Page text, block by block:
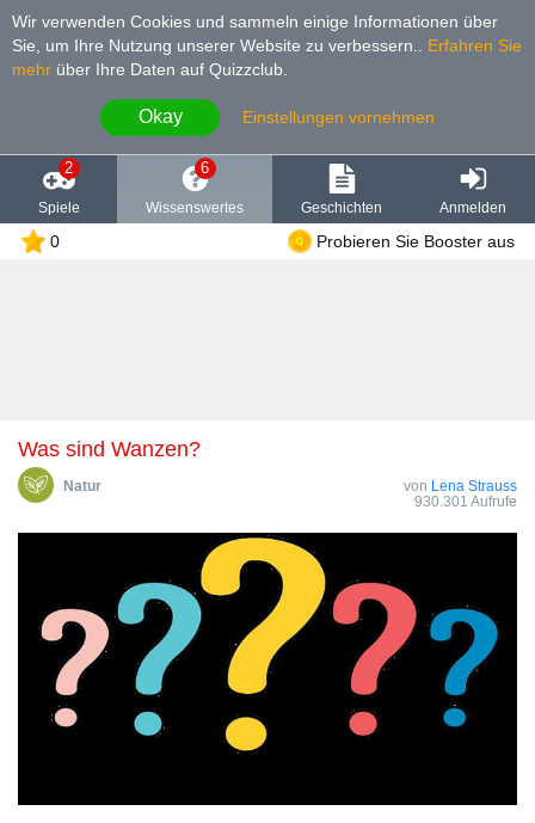
Wir verwenden Cookies und sammeln einige Informationen über
Sie, um Ihre Nutzung unserer Website zu verbessern.
Erfahren Sie
mehr über Ihre Daten auf Quizzclub.
Okay Einstellungen vornehmen
2
Spiele
6
Wissenswertes Geschichten Anmelden
0 Probieren Sie Booster aus
Was sind Wanzen?
Natur von Lena Strauss
930.301 Aufrufe